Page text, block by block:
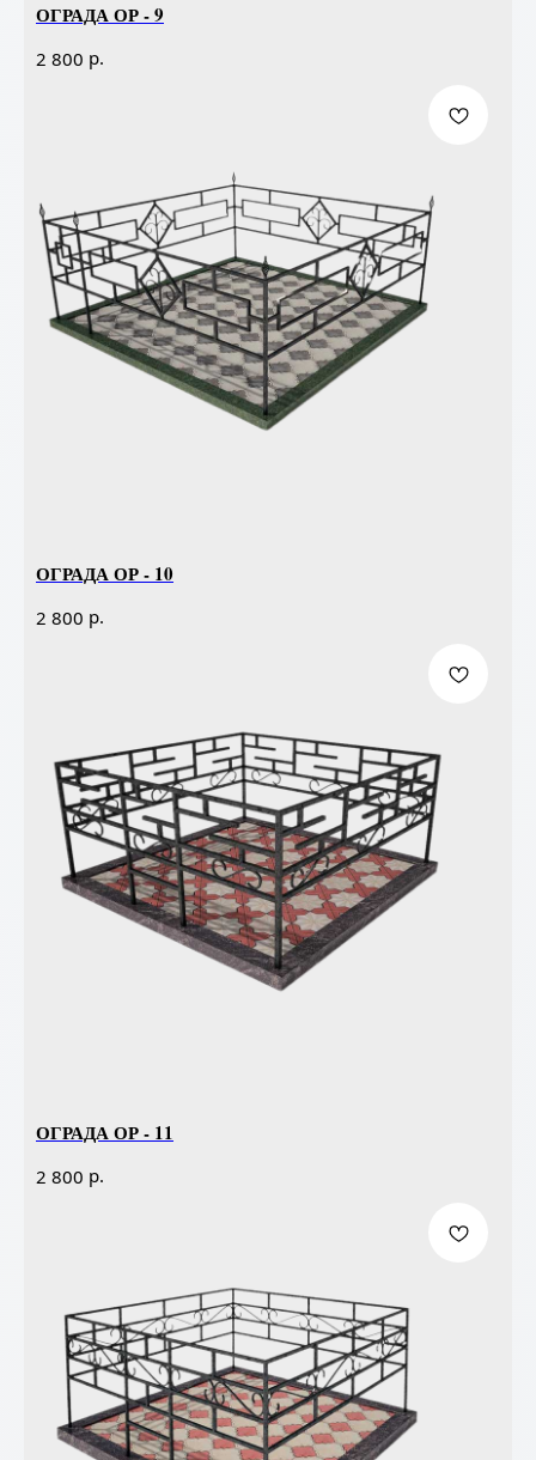
ОГРАДА ОР - 9
2 800 р.
ОГРАДА ОР - 10
2 800 р.
ОГРАДА ОР - 11
2 800 р.